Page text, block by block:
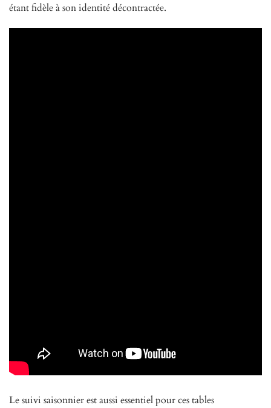
étant fidèle à son identité décontractée.
Le suivi saisonnier est aussi essentiel pour ces tables